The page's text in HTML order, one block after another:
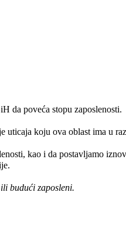
da poveća stopu zaposlenosti.
uticaja koju ova oblast ima u
kao i da postavljamo
budući zaposleni.